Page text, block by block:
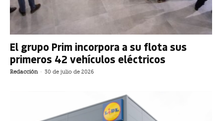
El grupo Prim incorpora a su flota sus
primeros 42 vehículos eléctricos
Redacción - 30 de julio de 2026